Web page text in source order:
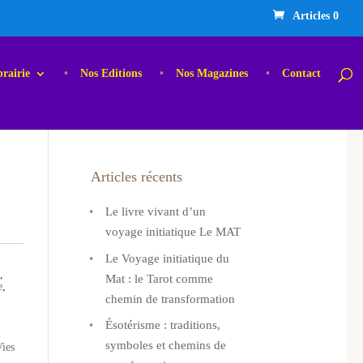
Articles 0
Nos Editions Nos Magazines Contact
,
,
Articles récents
Le livre vivant d’un
voyage initiatique Le MAT
Le Voyage initiatique du
Mat : le Tarot comme
chemin de transformation
Ésotérisme : traditions,
symboles et chemins de